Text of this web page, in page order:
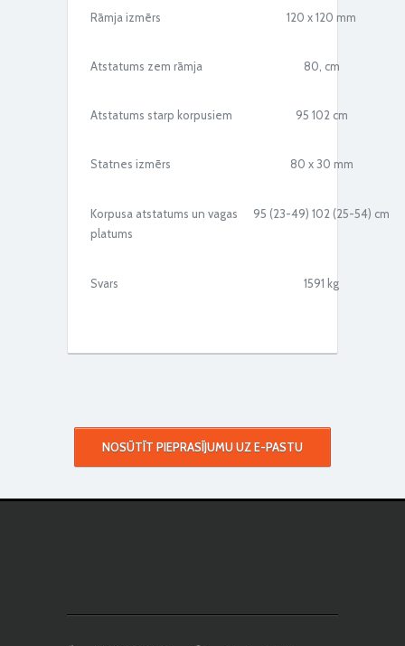
Rāmja izmērs 120 x 120 mm
Atstatums zem rāmja 80, cm
Atstatums starp korpusiem 95 102 cm
Statnes izmērs 80 x 30 mm
Korpusa atstatums un vagas
platums
95 (23-49) 102 (25-54) cm
Svars 1591 kg
NOSŪTĪT PIEPRASĪJUMU UZ E-PASTU